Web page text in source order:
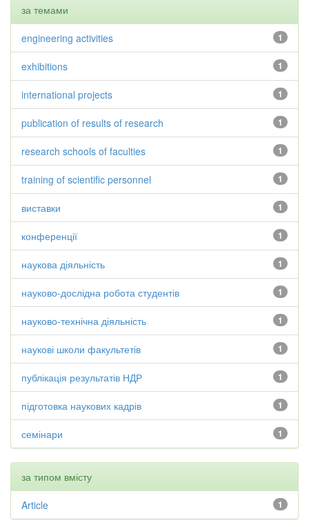
за темами
1
engineering activities
1
exhibitions
1
international projects
1
publication of results of research
1
research schools of faculties
1
training of scientific personnel
1
виставки
1
конференції
1
наукова діяльність
1
науково-дослідна робота студентів
1
науково-технічна діяльність
1
наукові школи факультетів
1
публікація результатів НДР
1
підготовка наукових кадрів
1
семінари
за типом вмісту
1
Article